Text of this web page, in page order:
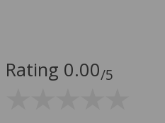
Rating 0.00/5